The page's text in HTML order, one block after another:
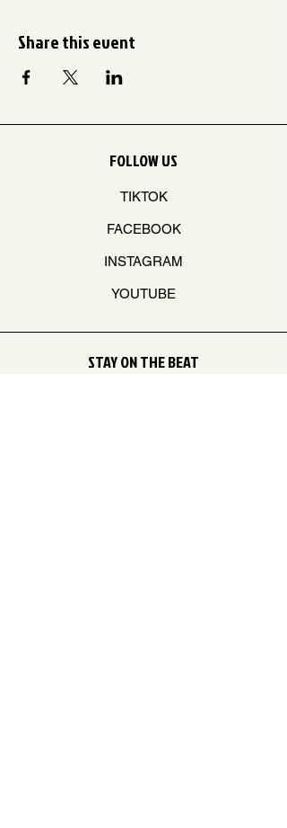
Share this event
FOLLOW US
TIKTOK
FACEBOOK
INSTAGRAM
YOUTUBE
STAY ON THE BEAT